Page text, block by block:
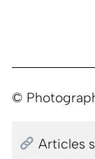
©
Articles